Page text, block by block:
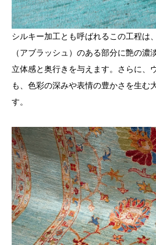
シルキー加工とも呼ばれるこの工程は
（アブラッシュ）のある部分に艶の濃
立体感と奥行きを与えます。さらに、
も、色彩の深みや表情の豊かさを生む
す。